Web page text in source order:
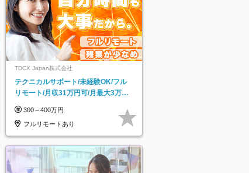
TDCX Japan株式会社
テクニカルサポート/未経験OK/フル
リモート/月収31万円可/月最大3万の
300～400万円
フルリモートあり